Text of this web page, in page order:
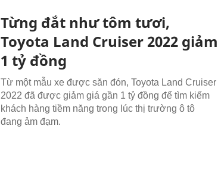
Từng đắt như tôm tươi,
Toyota Land Cruiser 2022 giảm
1 tỷ đồng
Từ một mẫu xe được săn đón, Toyota Land Cruiser
2022 đã được giảm giá gần 1 tỷ đồng để tìm kiếm
khách hàng tiềm năng trong lúc thị trường ô tô
đang ảm đạm.